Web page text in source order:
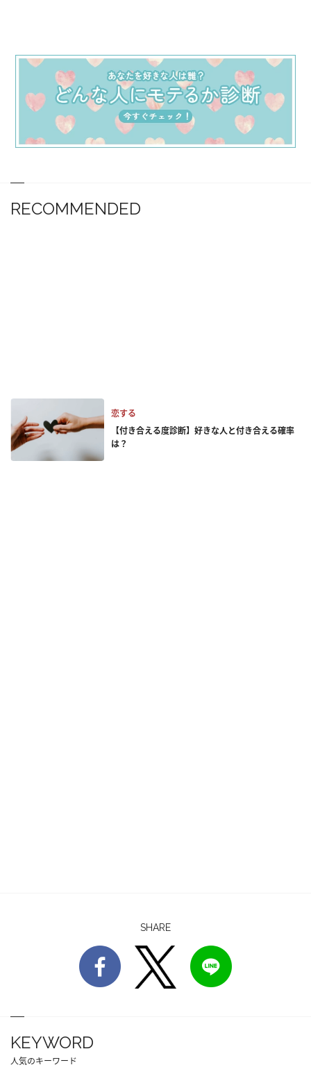
RECOMMENDED
恋する
【付き合える度診断】好きな人と付き合える確率
は？
SHARE
KEYWORD
人気のキーワード